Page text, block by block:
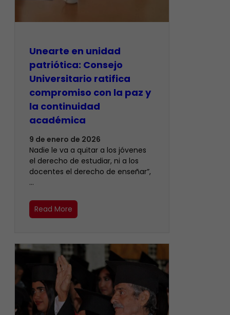
Unearte en unidad
patriótica: Consejo
Universitario ratifica
compromiso con la paz y
la continuidad
académica
9 de enero de 2026
Nadie le va a quitar a los jóvenes
el derecho de estudiar, ni a los
docentes el derecho de enseñar”,
…
Read More